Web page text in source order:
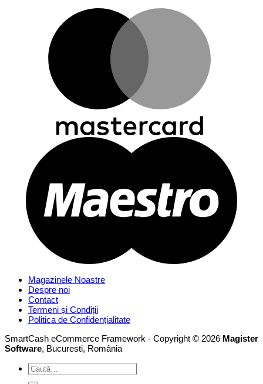
Magazinele Noastre
Despre noi
Contact
Termeni și Condiții
Politica de Confidențialitate
SmartCash eCommerce Framework - Copyright © 2026 Magister
Software, Bucuresti, România
Caută
după: